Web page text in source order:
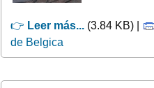
👉 Leer más... (3.84 KB) |
de Belgica